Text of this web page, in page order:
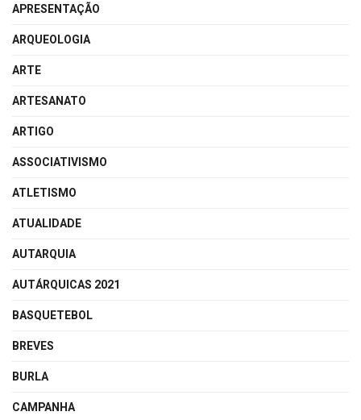
APRESENTAÇÃO
ARQUEOLOGIA
ARTE
ARTESANATO
ARTIGO
ASSOCIATIVISMO
ATLETISMO
ATUALIDADE
AUTARQUIA
AUTÁRQUICAS 2021
BASQUETEBOL
BREVES
BURLA
CAMPANHA